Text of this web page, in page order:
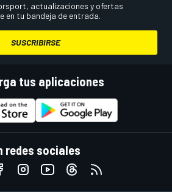
actualizaciones y ofertas
en tu bandeja de entrada.
SUSCRIBIRSE
tus aplicaciones
redes sociales